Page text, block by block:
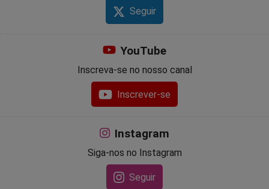
Seguir
YouTube
Inscreva-se no nosso canal
Inscrever-se
Instagram
Siga-nos no Instagram
Seguir